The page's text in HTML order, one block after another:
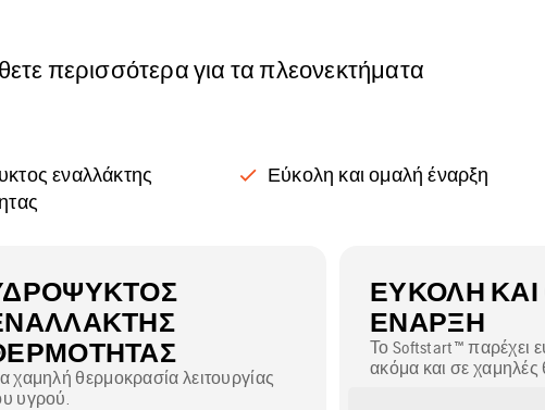
περισσότερα για τα πλεονεκτήματα
εναλλάκτης
Εύκολη και ομαλή έναρξη
χαμηλή θερμοκρασία λειτουργίας
υγρού.
ΕΎΚΟΛΗ
ΈΝΑΡΞΗ
Το Softstart™ παρέχει
ακόμα και σε χαμηλές